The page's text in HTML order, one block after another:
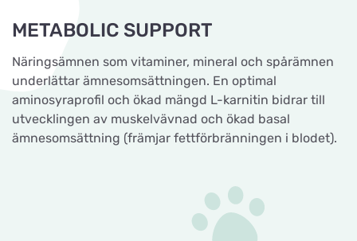
METABOLIC SUPPORT
Näringsämnen som vitaminer, mineral och spårämnen
underlättar ämnesomsättningen. En optimal
aminosyraprofil och ökad mängd L-karnitin bidrar till
utvecklingen av muskelvävnad och ökad basal
ämnesomsättning (främjar fettförbränningen i blodet).